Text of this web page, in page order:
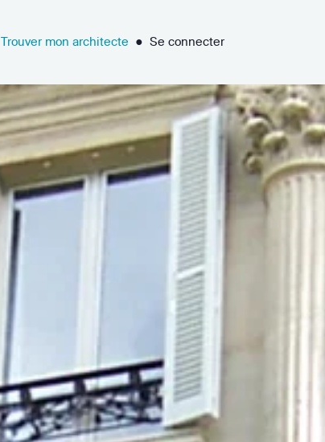
Trouver mon architecte ● Se connecter